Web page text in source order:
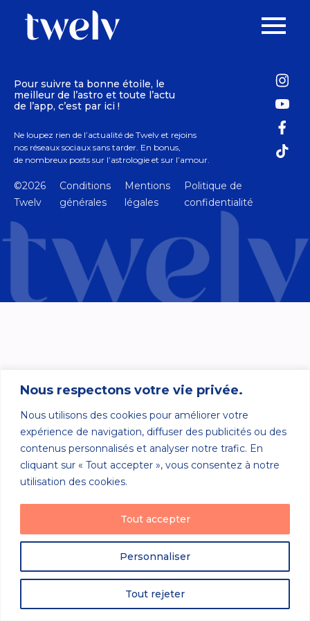
Nous respectons votre vie privée.
Nous utilisons des cookies pour améliorer votre
expérience de navigation, diffuser des publicités ou des
contenus personnalisés et analyser notre trafic. En
cliquant sur « Tout accepter », vous consentez à notre
utilisation des cookies.
Personnaliser
Tout rejeter
Tout accepter
Pour suivre ta bonne étoile, le
meilleur de l’astro et toute l’actu
de l’app, c’est par ici !
Ne loupez rien de l’actualité de Twelv et rejoins
nos réseaux sociaux sans tarder. En bonus,
de nombreux posts sur l’astrologie et sur l’amour.
©2026
Twelv
Conditions
générales
Mentions
légales
Politique de
confidentialité